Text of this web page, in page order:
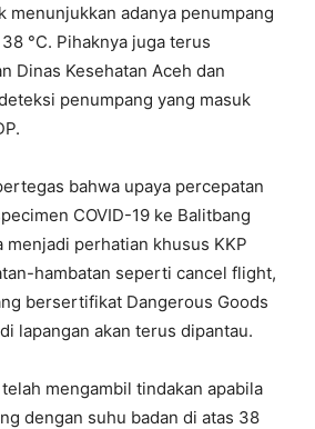
menunjukkan adanya penumpang
°C. Pihaknya juga terus
Dinas Kesehatan Aceh dan
penumpang yang masuk
bahwa upaya percepatan
COVID-19 ke Balitbang
menjadi perhatian khusus KKP
hambatan seperti cancel flight,
bersertifikat Dangerous Goods
lapangan akan terus dipantau.
mengambil tindakan apabila
dengan suhu badan di atas 38